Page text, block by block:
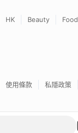
HK Beauty Food
使用條款 私隱政策